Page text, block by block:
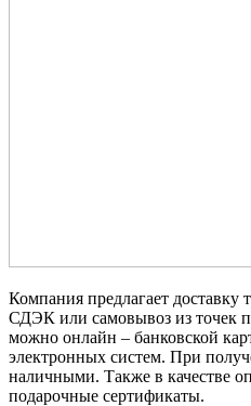
Компания предлагает доставку
СДЭК или самовывоз из точек
можно онлайн – банковской
электронных систем. При
наличными. Также в качестве
подарочные сертификаты.